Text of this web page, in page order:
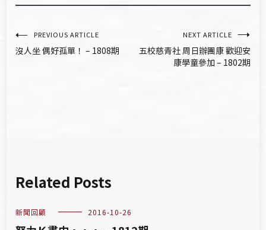
文
章
PREVIOUS ARTICLE
沒人坐 偶好孤單！ – 1808期
NEXT ARTICLE
五校慈青社 周日辦團康 歡迎安
康學童參加 – 1802期
Related Posts
新聞回顧 2016-10-26